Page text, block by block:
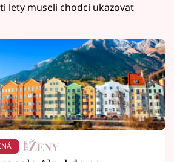
lety museli chodci ukazovat